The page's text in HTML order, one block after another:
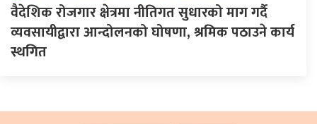
वैदेशिक रोजगार क्षेत्रमा नीतिगत सुधारको माग गर्दै
व्यवसायीद्वारा आन्दोलनको घोषणा, श्रमिक पठाउने कार्य
स्थगित